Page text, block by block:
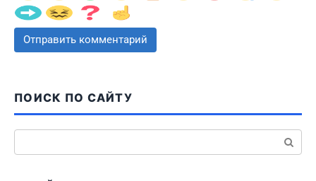
ПОИСК ПО САЙТУ
Поиск: